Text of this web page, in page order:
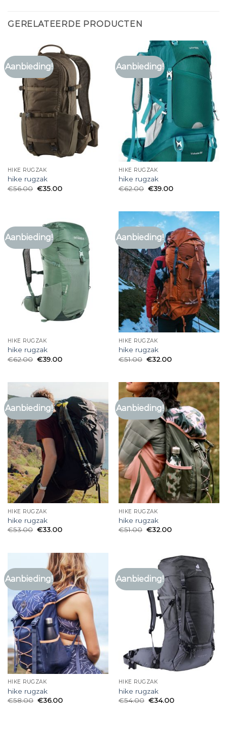
GERELATEERDE PRODUCTEN
Aanbieding!
HIKE RUGZAK
hike rugzak
€56.00 €35.00
Aanbieding!
HIKE RUGZAK
hike rugzak
€62.00 €39.00
Aanbieding!
HIKE RUGZAK
hike rugzak
€62.00 €39.00
Aanbieding!
HIKE RUGZAK
hike rugzak
€51.00 €32.00
Aanbieding!
HIKE RUGZAK
hike rugzak
€53.00 €33.00
Aanbieding!
HIKE RUGZAK
hike rugzak
€51.00 €32.00
Aanbieding!
HIKE RUGZAK
hike rugzak
€58.00 €36.00
Aanbieding!
HIKE RUGZAK
hike rugzak
€54.00 €34.00